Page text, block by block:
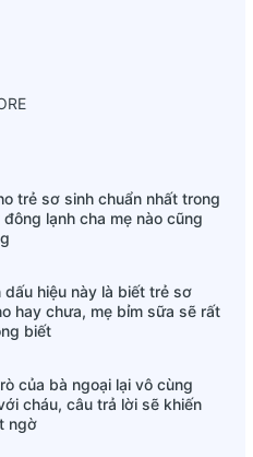
1/5 so với sữa tươi. So
trong 1 cốc sẽ bằng
thuận tiện cho việc lưu
thuận tiện cho sử dụng và
lịch, đi chơi trong quá trình
20g vào 80ml nước ấm.
vào 30 ml nước ấm khuấy
lạnh và uống.
trẻ sơ sinh chuẩn nhất trong
lạnh cha mẹ nào cũng
dấu hiệu này là biết trẻ sơ
hay chưa, mẹ bỉm sữa sẽ rất
biết
của bà ngoại lại vô cùng
cháu, câu trả lời sẽ khiến
ngờ